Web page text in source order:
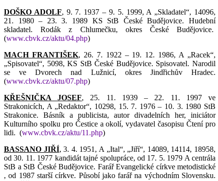
DOŠKO ADOLF, 9. 7. 1937 – 9. 5. 1999, A „Skladatel“, 14096,
21. 1980 – 23. 3. 1989 KS StB České Budějovice. Hudební
skladatel. Rodák z Chlumečku, okres České Budějovice.
(www.cbvk.cz/aktu/04.php)
MACH FRANTIŠEK, 26. 7. 1922 – 19. 12. 1986, A „Racek“,
„Spisovatel“, 5098, KS StB České Budějovice. Spisovatel. Narodil
se ve Dvorech nad Lužnicí, okres Jindřichův Hradec.
(www.cbvk.cz/aktu/07.php)
KŘEŠNIČKA JOSEF, 25. 11. 1939 – 22. 11. 1997 ve
Strakonicích, A „Redaktor“, 10298, 15. 7. 1976 – 10. 3. 1980 StB
Strakonice. Básník a publicista, autor divadelních her, iniciátor
Kulturního spolku pro Čestice a okolí, vydavatel časopisu Čtení pro
lidi. (www.cbvk.cz/aktu/11.php)
BASSANO JIŘÍ, 3. 4. 1951, A „Ital“, „Jiří“, 14089, 14114, 18958,
od 30. 11. 1977 kandidát tajné spolupráce, od 17. 5. 1979 A centrála
StB a StB České Budějovice. Farář Evangelické církve metodistické
, od 1987 starší církve. Působí jako farář na východním Slovensku.